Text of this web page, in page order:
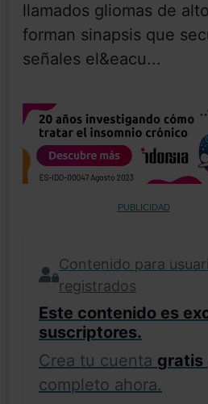
llamados gliomas de
forman sinapsis que
señales el&eacu...
PUBLICIDAD
Contenido para
registrados
Este contenido es
suscriptores.
Crea tu cuenta gratis
completo ahora.